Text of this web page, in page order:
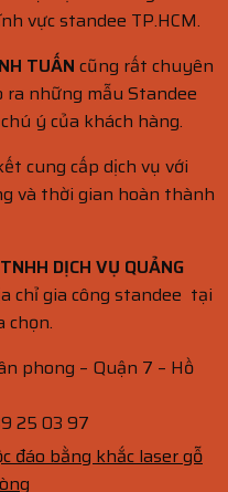
vực standee TP.HCM.
TUẤNcũng rất chuyên
ra những mẫu Standee
ý của khách hàng.
cung cấp dịch vụ với
và thời gian hoàn thành
DỊCH VỤ QUẢNG
chỉ gia công standee tại
chọn.
phong – Quận 7 – Hồ
25 03 97
đáo bằng khắc laser gỗ